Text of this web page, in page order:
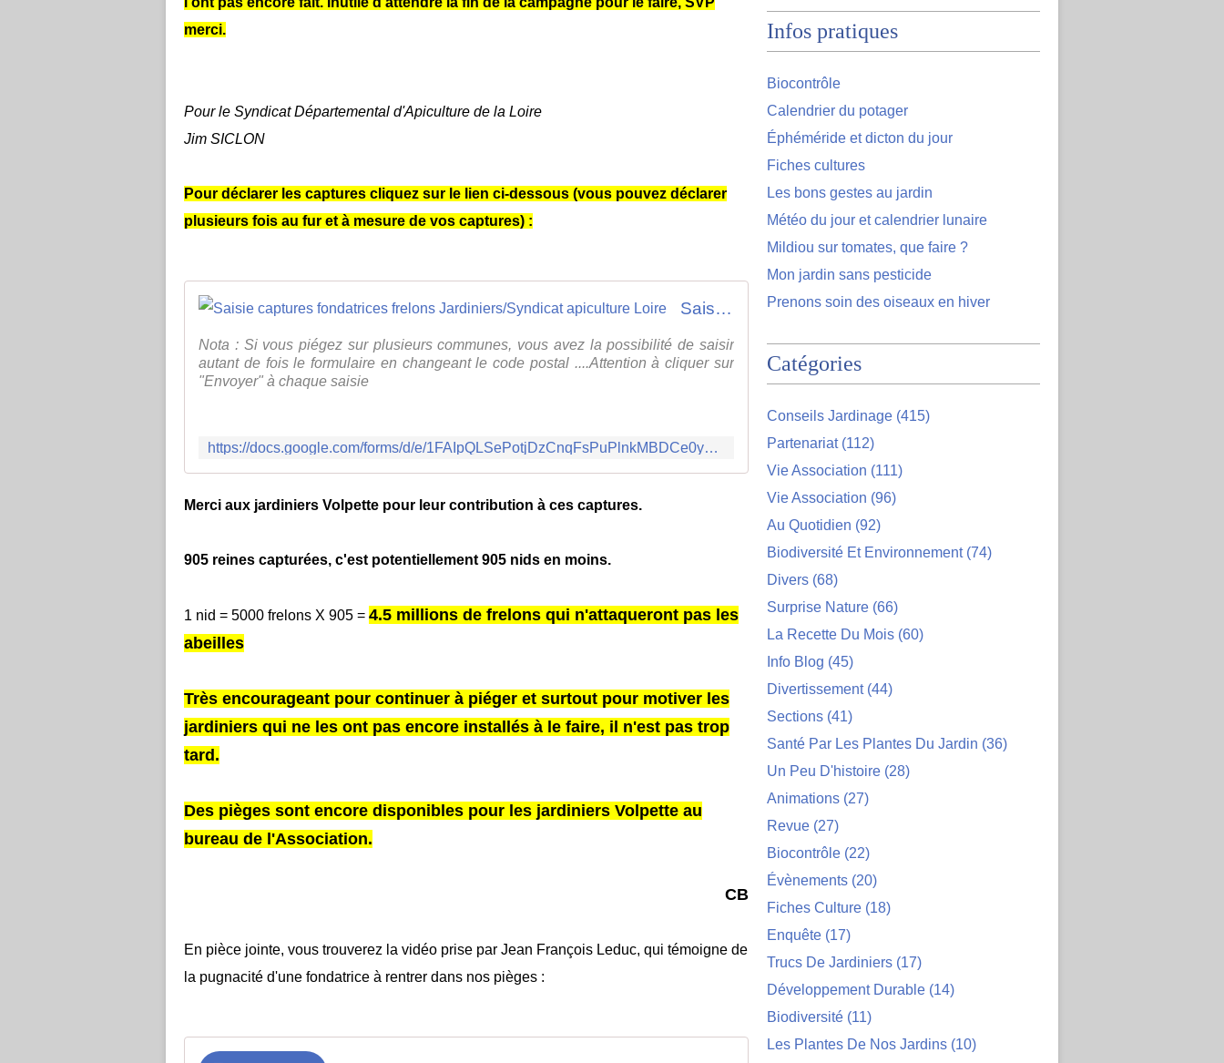
merci.
Pour le Syndicat Départemental d'Apiculture de la Loire
Jim SICLON
Pour déclarer les captures cliquez sur le lien ci-dessous (vous pouvez déclarer
plusieurs fois au fur et à mesure de vos captures) :
Saisie captures fondatrices frelons Jardiniers/Syndicat apiculture Loire
Nota : Si vous piégez sur plusieurs communes, vous avez la possibilité de saisir
autant de fois le formulaire en changeant le code postal ....Attention à cliquer sur
"Envoyer" à chaque saisie
https://docs.google.com/forms/d/e/1FAIpQLSePotjDzCnqFsPuPlnkMBDCe0yD1J8_j2ucsEmKfnS2xQn6LQ/viewform
Merci aux jardiniers Volpette pour leur contribution à ces captures.
905 reines capturées, c'est potentiellement 905 nids en moins.
1 nid = 5000 frelons X 905 = 4.5 millions de frelons qui n'attaqueront pas les
abeilles
Très encourageant pour continuer à piéger et surtout pour motiver les
jardiniers qui ne les ont pas encore installés à le faire, il n'est pas trop
tard.
Des pièges sont encore disponibles pour les jardiniers Volpette au
bureau de l'Association.
CB
En pièce jointe, vous trouverez la vidéo prise par Jean François Leduc, qui témoigne de
la pugnacité d'une fondatrice à rentrer dans nos pièges :
Infos pratiques
Biocontrôle
Calendrier du potager
Éphéméride et dicton du jour
Fiches cultures
Les bons gestes au jardin
Météo du jour et calendrier lunaire
Mildiou sur tomates, que faire ?
Mon jardin sans pesticide
Prenons soin des oiseaux en hiver
Catégories
Conseils Jardinage (415)
Partenariat(112)
Vie Association (111)
Vie Association (96)
Au Quotidien (92)
Biodiversité Et Environnement(74)
Divers (68)
Surprise Nature (66)
La Recette Du Mois (60)
Info Blog (45)
Divertissement(44)
Sections (41)
Santé Par Les Plantes Du Jardin (36)
Un Peu D'histoire (28)
Animations (27)
Revue (27)
Biocontrôle (22)
Évènements (20)
Fiches Culture (18)
Enquête (17)
Trucs De Jardiniers (17)
Développement Durable (14)
Biodiversité (11)
Les Plantes De Nos Jardins (10)